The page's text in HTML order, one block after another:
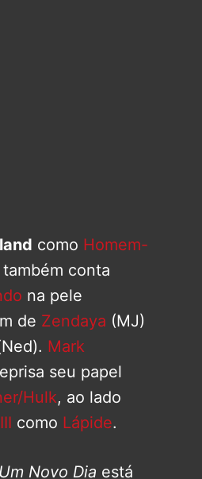
como Homem-
conta
na pele
de Zendaya (MJ)
Mark
seu papel
Hulk, ao lado
como Lápide.
Novo Dia está